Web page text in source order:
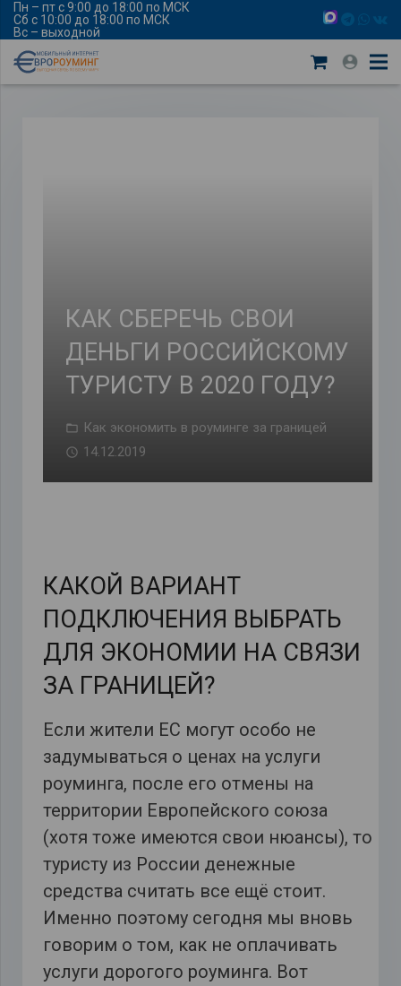
Пн – пт с 9:00 до 18:00 по МСК
Сб с 10:00 до 18:00 по МСК
Вс – выходной
КАК СБЕРЕЧЬ СВОИ
ДЕНЬГИ РОССИЙСКОМУ
ТУРИСТУ В 2020 ГОДУ?
Как экономить в роуминге за границей
14.12.2019
КАКОЙ ВАРИАНТ
ПОДКЛЮЧЕНИЯ ВЫБРАТЬ
ДЛЯ ЭКОНОМИИ НА СВЯЗИ
ЗА ГРАНИЦЕЙ?
Если жители ЕС могут особо не
задумываться о ценах на услуги
роуминга, после его отмены на
территории Европейского союза
(хотя тоже имеются свои нюансы), то
туристу из России денежные
средства считать все ещё стоит.
Именно поэтому сегодня мы вновь
говорим о том, как не оплачивать
услуги дорогого роуминга. Вот